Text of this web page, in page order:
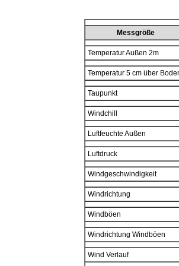
Messgröße
Temperatur Außen 2m
Temperatur 5 cm über
Taupunkt
Windchill
Luftfeuchte Außen
Luftdruck
Windgeschwindigkeit
Windrichtung
Windböen
Windrichtung Windböen
Wind Verlauf